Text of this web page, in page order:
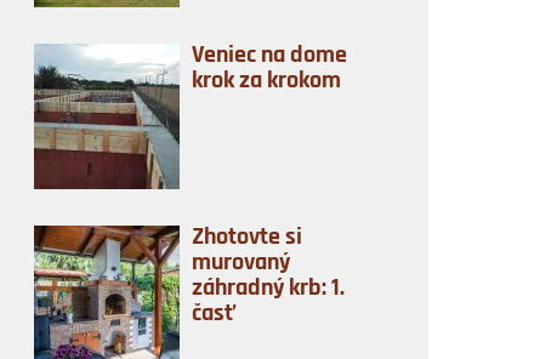
Veniec na dome
krok za krokom
Zhotovte si
murovaný
záhradný krb: 1.
časť